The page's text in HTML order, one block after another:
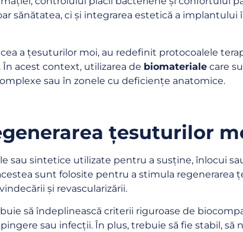
sănătatea, ci și integrarea estetică a implantului
a țesuturilor moi, au redefinit protocoalele
acest context, utilizarea de biomateriale care
sau în zonele cu deficiențe anatomice.
țesuturilor
sau sintetice utilizate pentru a susține, înlocui
sunt folosite pentru a stimula regenerarea
și revascularizării.
să îndeplinească criterii riguroase de
sau infecții. În plus, trebuie să fie stabil, să